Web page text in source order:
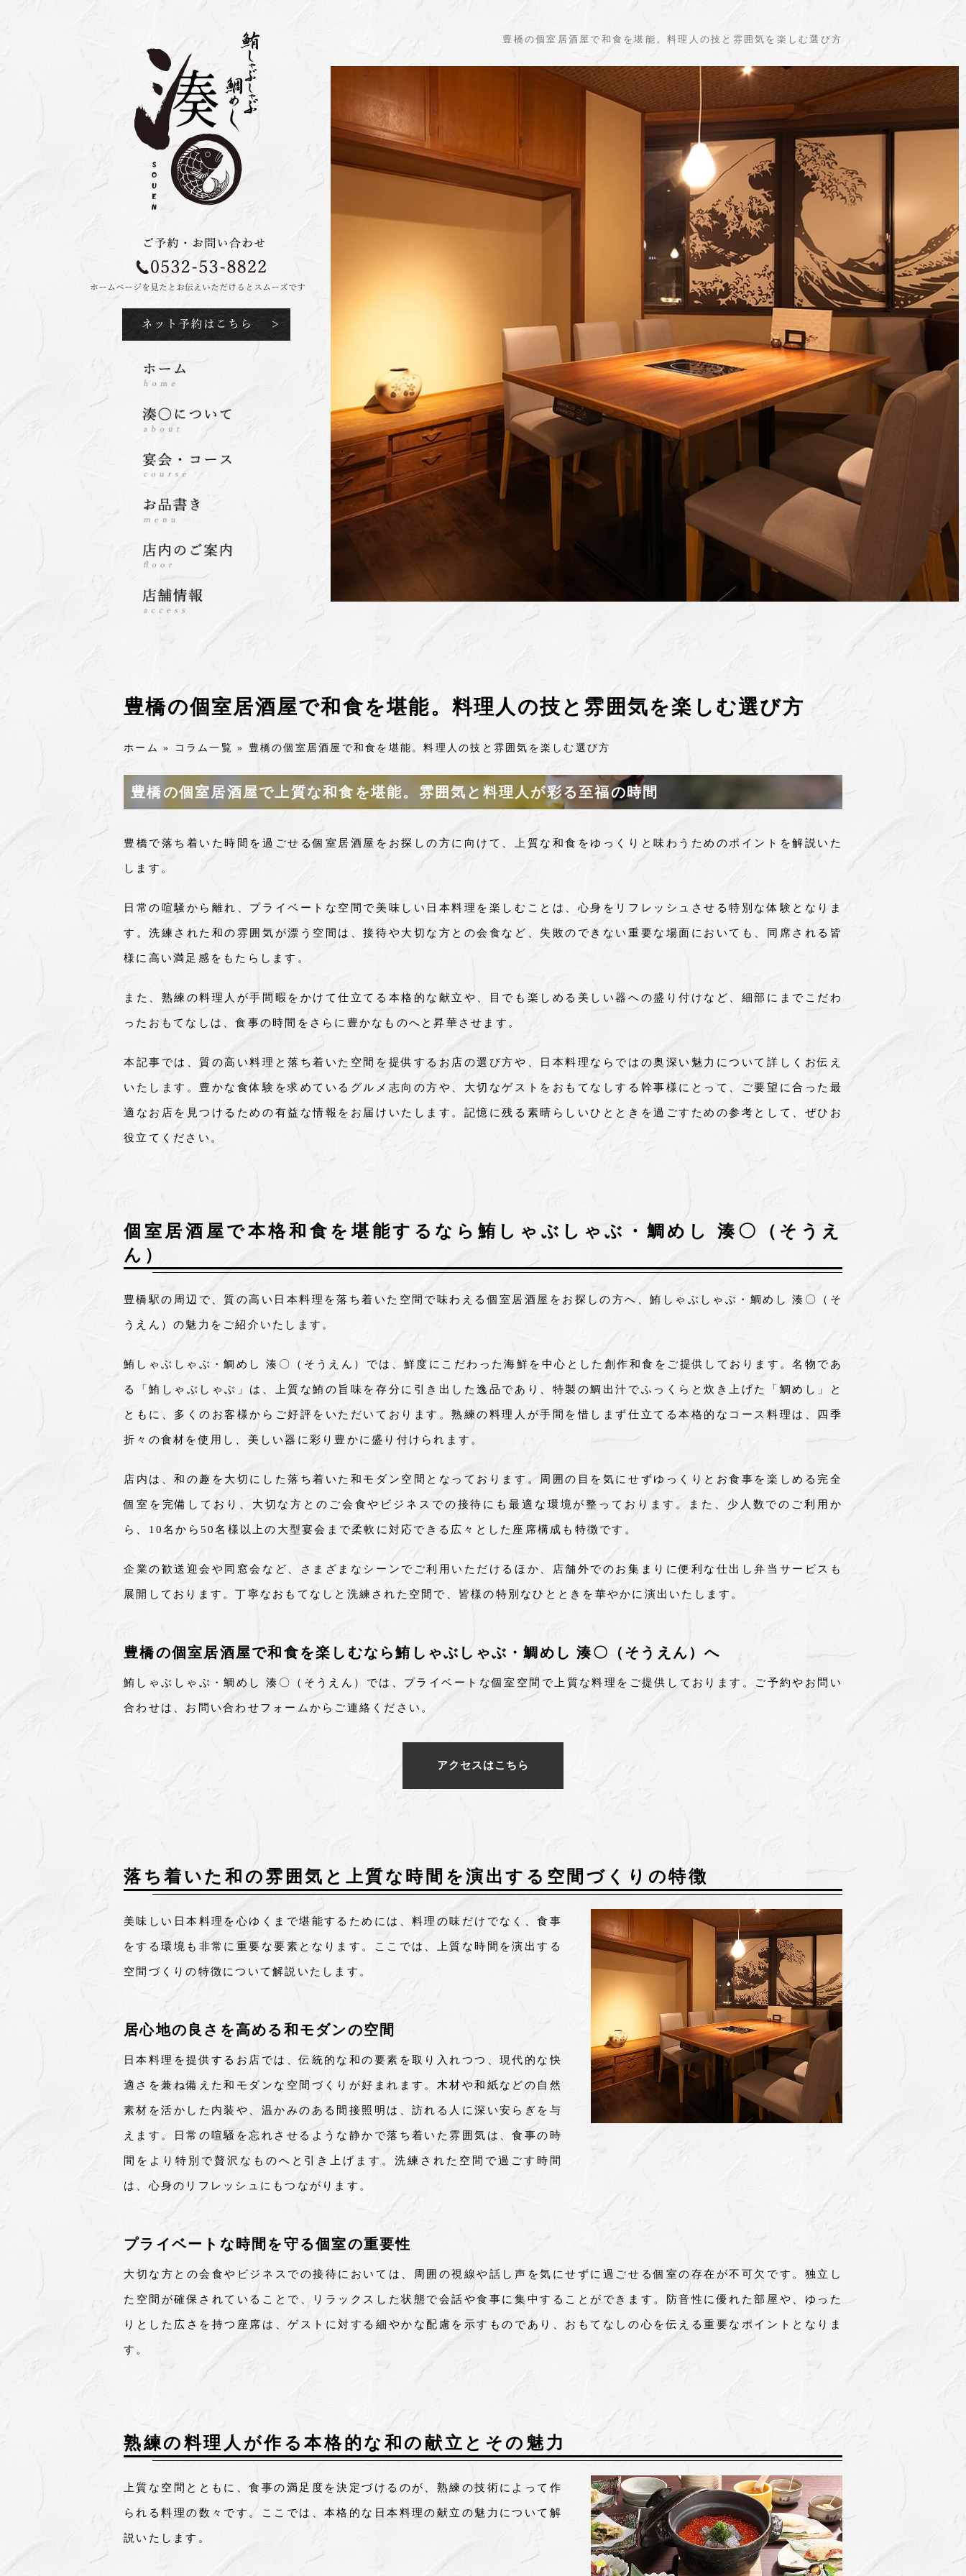
豊橋の個室居酒屋で和食を堪能。料理人の技と雰囲気を楽しむ選び方
豊橋の個室居酒屋で和食を堪能。料理人の技と雰囲気を楽しむ選び方
ホーム » コラム一覧 » 豊橋の個室居酒屋で和食を堪能。料理人の技と雰囲気を楽しむ選び方
豊橋の個室居酒屋で上質な和食を堪能。雰囲気と料理人が彩る至福の時間
豊橋で落ち着いた時間を過ごせる個室居酒屋をお探しの方に向けて、上質な和食をゆっくりと味わうためのポイントを解説いた
します。
日常の喧騒から離れ、プライベートな空間で美味しい日本料理を楽しむことは、心身をリフレッシュさせる特別な体験となりま
す。洗練された和の雰囲気が漂う空間は、接待や大切な方との会食など、失敗のできない重要な場面においても、同席される皆
様に高い満足感をもたらします。
また、熟練の料理人が手間暇をかけて仕立てる本格的な献立や、目でも楽しめる美しい器への盛り付けなど、細部にまでこだわ
ったおもてなしは、食事の時間をさらに豊かなものへと昇華させます。
本記事では、質の高い料理と落ち着いた空間を提供するお店の選び方や、日本料理ならではの奥深い魅力について詳しくお伝え
いたします。豊かな食体験を求めているグルメ志向の方や、大切なゲストをおもてなしする幹事様にとって、ご要望に合った最
適なお店を見つけるための有益な情報をお届けいたします。記憶に残る素晴らしいひとときを過ごすための参考として、ぜひお
役立てください。
個室居酒屋で本格和食を堪能するなら鮪しゃぶしゃぶ・鯛めし 湊〇（そうえ
ん）
豊橋駅の周辺で、質の高い日本料理を落ち着いた空間で味わえる個室居酒屋をお探しの方へ、鮪しゃぶしゃぶ・鯛めし 湊〇（そ
うえん）の魅力をご紹介いたします。
鮪しゃぶしゃぶ・鯛めし 湊〇（そうえん）では、鮮度にこだわった海鮮を中心とした創作和食をご提供しております。名物であ
る「鮪しゃぶしゃぶ」は、上質な鮪の旨味を存分に引き出した逸品であり、特製の鯛出汁でふっくらと炊き上げた「鯛めし」と
ともに、多くのお客様からご好評をいただいております。熟練の料理人が手間を惜しまず仕立てる本格的なコース料理は、四季
折々の食材を使用し、美しい器に彩り豊かに盛り付けられます。
店内は、和の趣を大切にした落ち着いた和モダン空間となっております。周囲の目を気にせずゆっくりとお食事を楽しめる完全
個室を完備しており、大切な方とのご会食やビジネスでの接待にも最適な環境が整っております。また、少人数でのご利用か
ら、10名から50名様以上の大型宴会まで柔軟に対応できる広々とした座席構成も特徴です。
企業の歓送迎会や同窓会など、さまざまなシーンでご利用いただけるほか、店舗外でのお集まりに便利な仕出し弁当サービスも
展開しております。丁寧なおもてなしと洗練された空間で、皆様の特別なひとときを華やかに演出いたします。
豊橋の個室居酒屋で和食を楽しむなら鮪しゃぶしゃぶ・鯛めし 湊〇（そうえん）へ
鮪しゃぶしゃぶ・鯛めし 湊〇（そうえん）では、プライベートな個室空間で上質な料理をご提供しております。ご予約やお問い
合わせは、お問い合わせフォームからご連絡ください。
アクセスはこちら
落ち着いた和の雰囲気と上質な時間を演出する空間づくりの特徴
美味しい日本料理を心ゆくまで堪能するためには、料理の味だけでなく、食事
をする環境も非常に重要な要素となります。ここでは、上質な時間を演出する
空間づくりの特徴について解説いたします。
居心地の良さを高める和モダンの空間
日本料理を提供するお店では、伝統的な和の要素を取り入れつつ、現代的な快
適さを兼ね備えた和モダンな空間づくりが好まれます。木材や和紙などの自然
素材を活かした内装や、温かみのある間接照明は、訪れる人に深い安らぎを与
えます。日常の喧騒を忘れさせるような静かで落ち着いた雰囲気は、食事の時
間をより特別で贅沢なものへと引き上げます。洗練された空間で過ごす時間
は、心身のリフレッシュにもつながります。
プライベートな時間を守る個室の重要性
大切な方との会食やビジネスでの接待においては、周囲の視線や話し声を気にせずに過ごせる個室の存在が不可欠です。独立し
た空間が確保されていることで、リラックスした状態で会話や食事に集中することができます。防音性に優れた部屋や、ゆった
りとした広さを持つ座席は、ゲストに対する細やかな配慮を示すものであり、おもてなしの心を伝える重要なポイントとなりま
す。
熟練の料理人が作る本格的な和の献立とその魅力
上質な空間とともに、食事の満足度を決定づけるのが、熟練の技術によって作
られる料理の数々です。ここでは、本格的な日本料理の献立の魅力について解
説いたします。